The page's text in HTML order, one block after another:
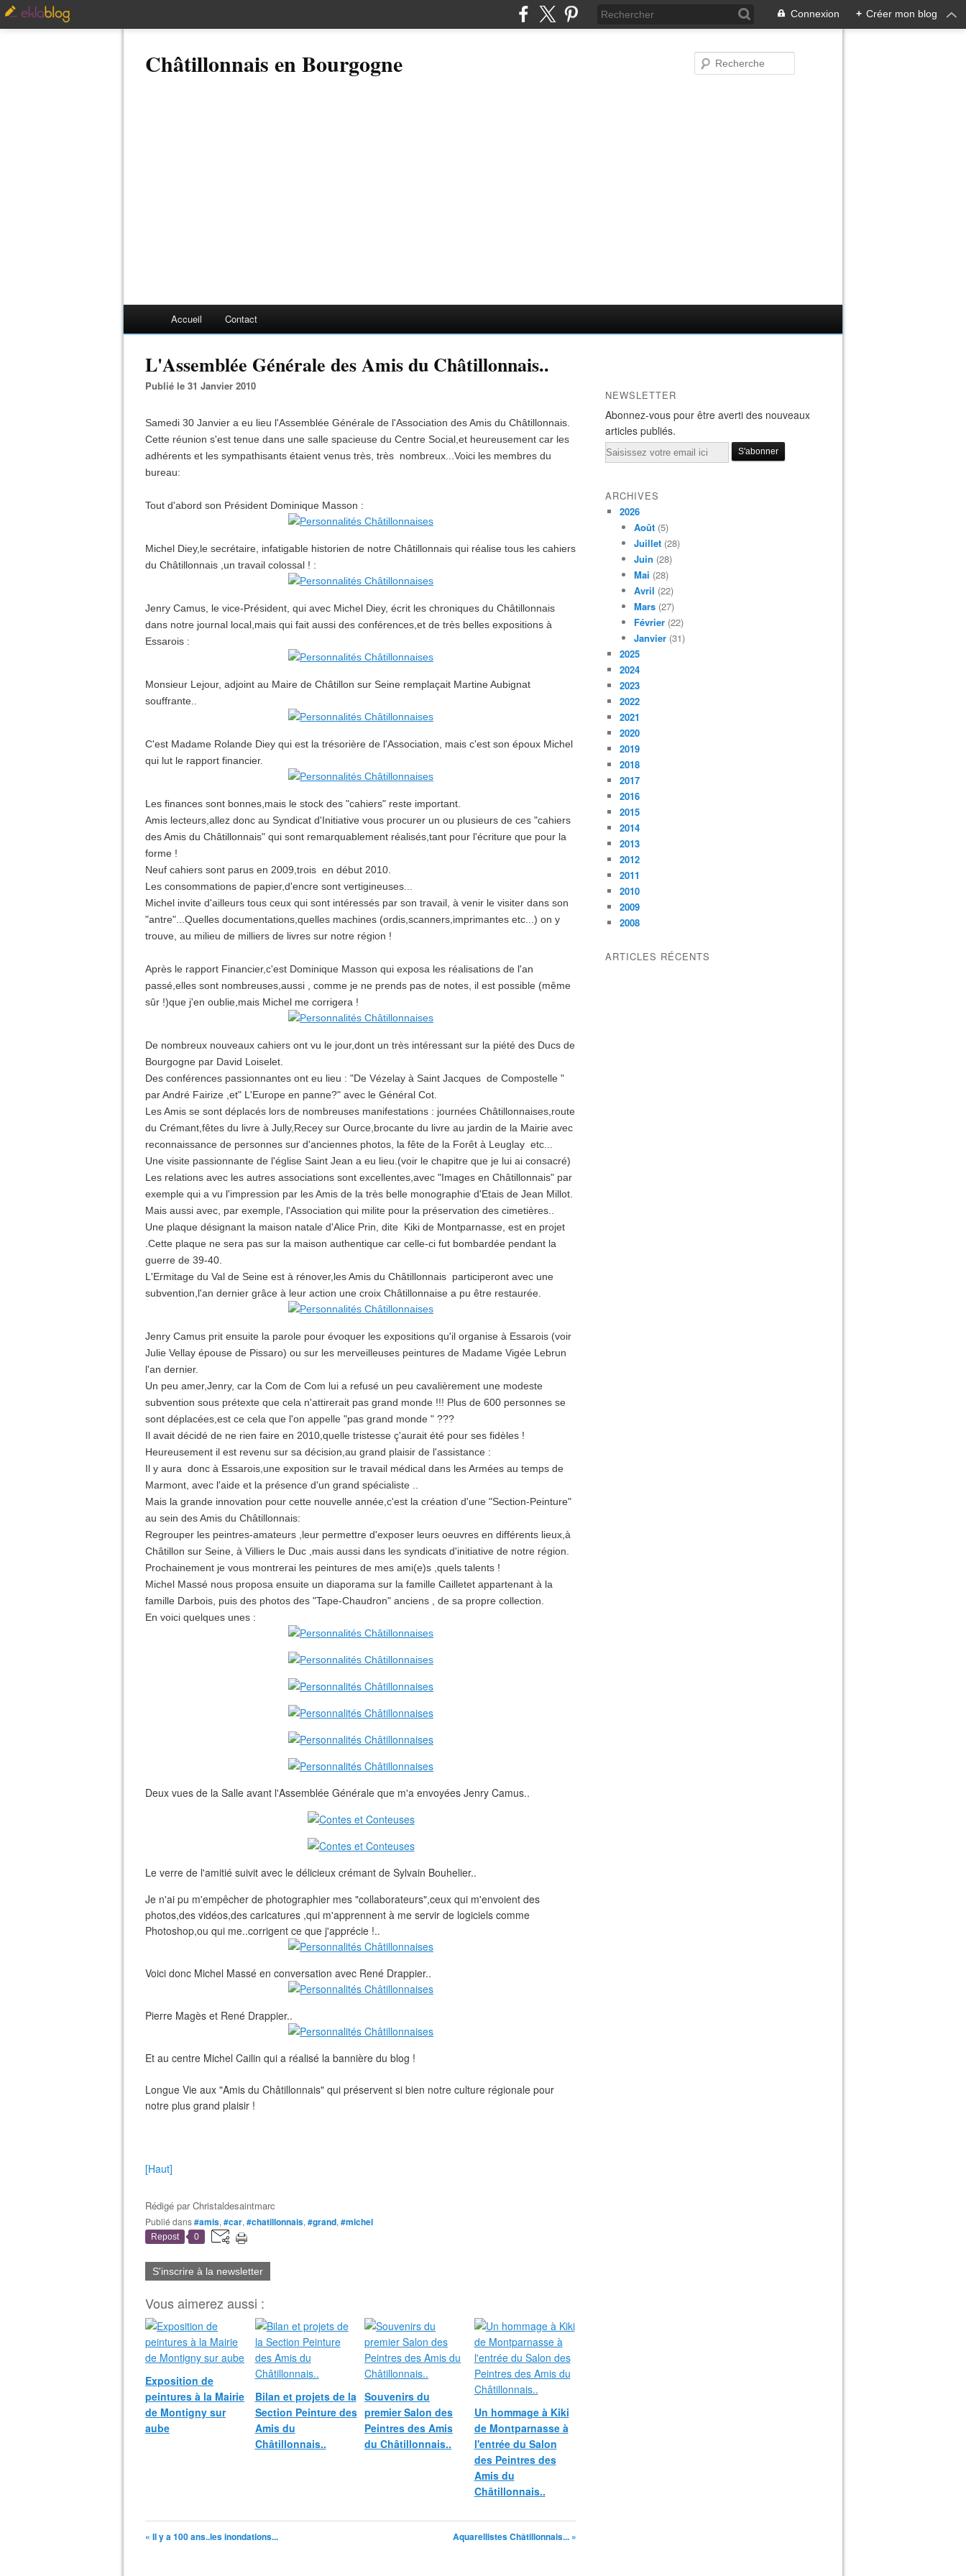
Connexion + Créer mon blog
Châtillonnais en Bourgogne
Accueil Contact
L'Assemblée Générale des Amis du Châtillonnais..
Publié le 31 Janvier 2010
Samedi 30 Janvier a eu lieu l'Assemblée Générale de l'Association des Amis du Châtillonnais.
Cette réunion s'est tenue dans une salle spacieuse du Centre Social,et heureusement car les
adhérents et les sympathisants étaient venus très, très nombreux...Voici les membres du
bureau:
Tout d'abord son Président Dominique Masson :
Michel Diey,le secrétaire, infatigable historien de notre Châtillonnais qui réalise tous les cahiers
du Châtillonnais ,un travail colossal ! :
Jenry Camus, le vice-Président, qui avec Michel Diey, écrit les chroniques du Châtillonnais
dans notre journal local,mais qui fait aussi des conférences,et de très belles expositions à
Essarois :
Monsieur Lejour, adjoint au Maire de Châtillon sur Seine remplaçait Martine Aubignat
souffrante..
C'est Madame Rolande Diey qui est la trésorière de l'Association, mais c'est son époux Michel
qui lut le rapport financier.
Les finances sont bonnes,mais le stock des "cahiers" reste important.
Amis lecteurs,allez donc au Syndicat d'Initiative vous procurer un ou plusieurs de ces "cahiers
des Amis du Châtillonnais" qui sont remarquablement réalisés,tant pour l'écriture que pour la
forme !
Neuf cahiers sont parus en 2009,trois en début 2010.
Les consommations de papier,d'encre sont vertigineuses...
Michel invite d'ailleurs tous ceux qui sont intéressés par son travail, à venir le visiter dans son
"antre"...Quelles documentations,quelles machines (ordis,scanners,imprimantes etc...) on y
trouve, au milieu de milliers de livres sur notre région !
Après le rapport Financier,c'est Dominique Masson qui exposa les réalisations de l'an
passé,elles sont nombreuses,aussi , comme je ne prends pas de notes, il est possible (même
sûr !)que j'en oublie,mais Michel me corrigera !
De nombreux nouveaux cahiers ont vu le jour,dont un très intéressant sur la piété des Ducs de
Bourgogne par David Loiselet.
Des conférences passionnantes ont eu lieu : "De Vézelay à Saint Jacques de Compostelle "
par André Fairize ,et" L'Europe en panne?" avec le Général Cot.
Les Amis se sont déplacés lors de nombreuses manifestations : journées Châtillonnaises,route
du Crémant,fêtes du livre à Jully,Recey sur Ource,brocante du livre au jardin de la Mairie avec
reconnaissance de personnes sur d'anciennes photos, la fête de la Forêt à Leuglay etc...
Une visite passionnante de l'église Saint Jean a eu lieu.(voir le chapitre que je lui ai consacré)
Les relations avec les autres associations sont excellentes,avec "Images en Châtillonnais" par
exemple qui a vu l'impression par les Amis de la très belle monographie d'Etais de Jean Millot.
Mais aussi avec, par exemple, l'Association qui milite pour la préservation des cimetières..
Une plaque désignant la maison natale d'Alice Prin, dite Kiki de Montparnasse, est en projet
.Cette plaque ne sera pas sur la maison authentique car celle-ci fut bombardée pendant la
guerre de 39-40.
L'Ermitage du Val de Seine est à rénover,les Amis du Châtillonnais participeront avec une
subvention,l'an dernier grâce à leur action une croix Châtillonnaise a pu être restaurée.
Jenry Camus prit ensuite la parole pour évoquer les expositions qu'il organise à Essarois (voir
Julie Vellay épouse de Pissaro) ou sur les merveilleuses peintures de Madame Vigée Lebrun
l'an dernier.
Un peu amer,Jenry, car la Com de Com lui a refusé un peu cavalièrement une modeste
subvention sous prétexte que cela n'attirerait pas grand monde !!! Plus de 600 personnes se
sont déplacées,est ce cela que l'on appelle "pas grand monde " ???
Il avait décidé de ne rien faire en 2010,quelle tristesse ç'aurait été pour ses fidèles !
Heureusement il est revenu sur sa décision,au grand plaisir de l'assistance :
Il y aura donc à Essarois,une exposition sur le travail médical dans les Armées au temps de
Marmont, avec l'aide et la présence d'un grand spécialiste ..
Mais la grande innovation pour cette nouvelle année,c'est la création d'une "Section-Peinture"
au sein des Amis du Châtillonnais:
Regrouper les peintres-amateurs ,leur permettre d'exposer leurs oeuvres en différents lieux,à
Châtillon sur Seine, à Villiers le Duc ,mais aussi dans les syndicats d'initiative de notre région.
Prochainement je vous montrerai les peintures de mes ami(e)s ,quels talents !
Michel Massé nous proposa ensuite un diaporama sur la famille Cailletet appartenant à la
famille Darbois, puis des photos des "Tape-Chaudron" anciens , de sa propre collection.
En voici quelques unes :
Deux vues de la Salle avant l'Assemblée Générale que m'a envoyées Jenry Camus..
Le verre de l'amitié suivit avec le délicieux crémant de Sylvain Bouhelier..
Je n'ai pu m'empêcher de photographier mes "collaborateurs",ceux qui m'envoient des
photos,des vidéos,des caricatures ,qui m'apprennent à me servir de logiciels comme
Photoshop,ou qui me..corrigent ce que j'apprécie !..
Voici donc Michel Massé en conversation avec René Drappier..
Pierre Magès et René Drappier..
Et au centre Michel Cailin qui a réalisé la bannière du blog !
Longue Vie aux "Amis du Châtillonnais" qui préservent si bien notre culture régionale pour
notre plus grand plaisir !
[Haut]
Rédigé parChristaldesaintmarc
Publié dans#amis, #car, #chatillonnais, #grand, #michel
Repost 0
S'inscrire à la newsletter
Vous aimerez aussi :
Exposition de
peintures à la Mairie
de Montigny sur
aube
Bilan et projets de la
Section Peinture des
Amis du
Châtillonnais..
Souvenirs du
premier Salon des
Peintres des Amis
du Châtillonnais..
Un hommage à Kiki
de Montparnasse à
l'entrée du Salon
des Peintres des
Amis du
Châtillonnais..
« Il y a 100 ans..les inondations... Aquarellistes Châtillonnais... »
NEWSLETTER
Abonnez-vous pour être averti des nouveaux
articles publiés.
Email
ARCHIVES
2026
Août (5)
Juillet (28)
Juin (28)
Mai (28)
Avril (22)
Mars (27)
Février (22)
Janvier (31)
2025
2024
2023
2022
2021
2020
2019
2018
2017
2016
2015
2014
2013
2012
2011
2010
2009
2008
ARTICLES RÉCENTS